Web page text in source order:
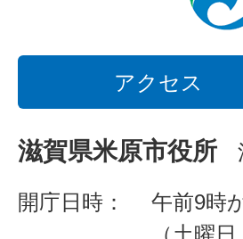
アクセス
滋賀県米原市役所
開庁日時：
午前9時
（土曜